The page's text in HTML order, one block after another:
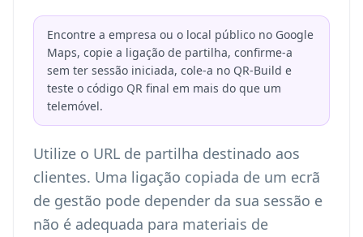
Encontre a empresa ou o local público no Google
Maps, copie a ligação de partilha, confirme-a
sem ter sessão iniciada, cole-a no QR-Build e
teste o código QR final em mais do que um
telemóvel.
Utilize o URL de partilha destinado aos
clientes. Uma ligação copiada de um ecrã
de gestão pode depender da sua sessão e
não é adequada para materiais de